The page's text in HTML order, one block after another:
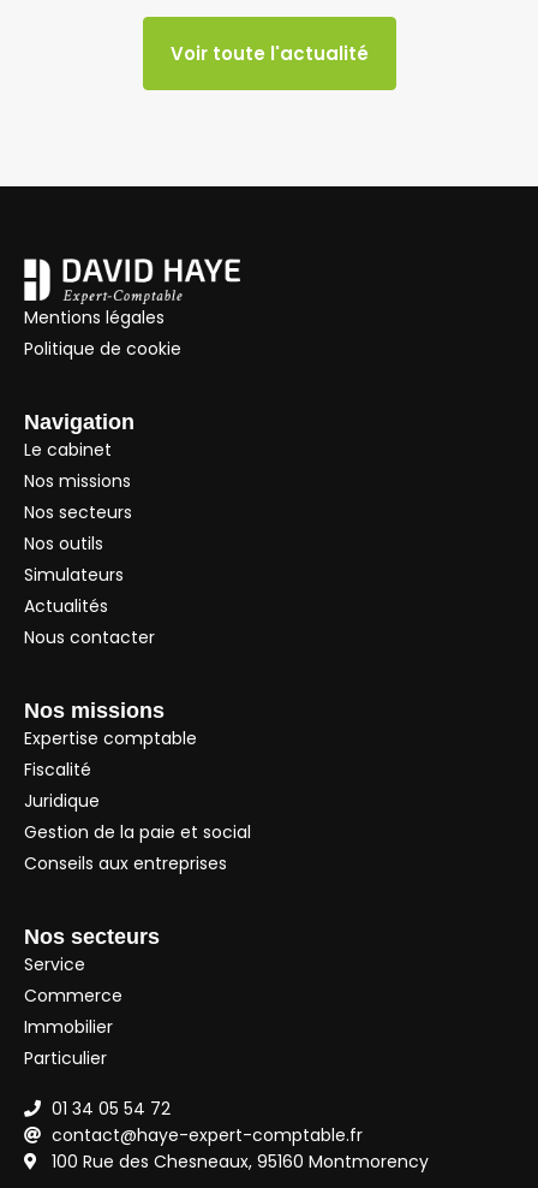
Voir toute l'actualité
Mentions légales
Politique de cookie
Navigation
Le cabinet
Nos missions
Nos secteurs
Nos outils
Simulateurs
Actualités
Nous contacter
Nos missions
Expertise comptable
Fiscalité
Juridique
Gestion de la paie et social
Conseils aux entreprises
Nos secteurs
Service
Commerce
Immobilier
Particulier
01 34 05 54 72
contact@haye-expert-comptable.fr
100 Rue des Chesneaux, 95160 Montmorency